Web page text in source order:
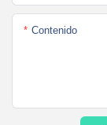
Contenido